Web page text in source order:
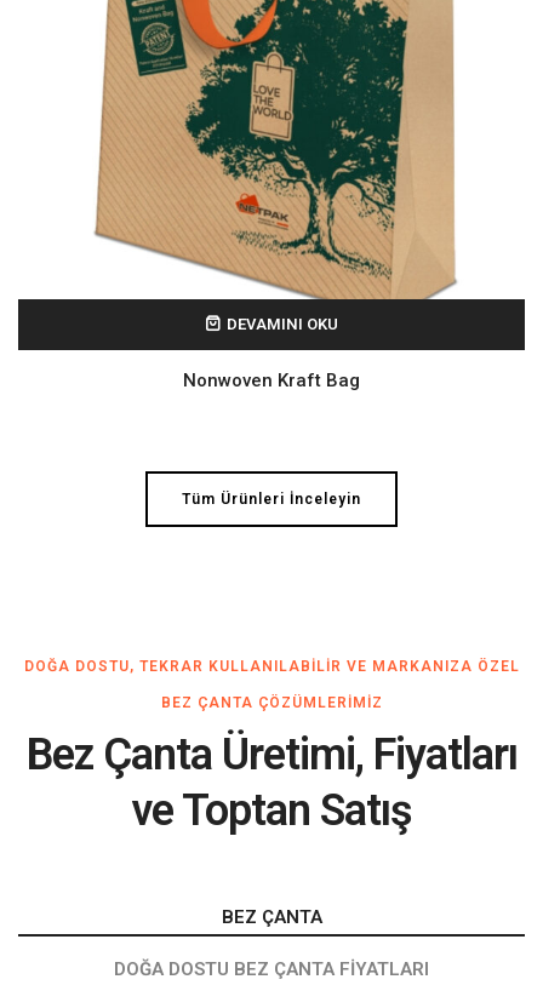
DEVAMINI OKU
Nonwoven Kraft Bag
Tüm Ürünleri İnceleyin
DOĞA DOSTU, TEKRAR KULLANILABILIR VE MARKANIZA ÖZEL
BEZ ÇANTA ÇÖZÜMLERIMIZ
Bez Çanta Üretimi, Fiyatları
ve Toptan Satış
BEZ ÇANTA
DOĞA DOSTU BEZ ÇANTA FIYATLARI